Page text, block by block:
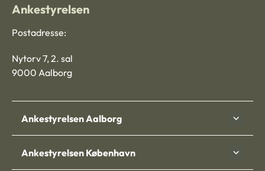
Ankestyrelsen
Postadresse:
Nytorv 7, 2. sal
9000 Aalborg
Ankestyrelsen Aalborg
Ankestyrelsen København